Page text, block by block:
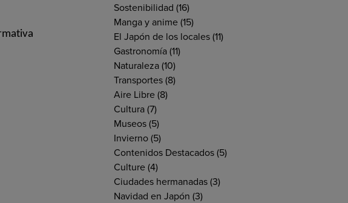
Sostenibilidad (16)
Manga y anime (15)
El Japón de los locales (11)
Gastronomía (11)
Naturaleza (10)
Transportes (8)
Aire Libre (8)
Cultura (7)
Museos (5)
Invierno (5)
Contenidos Destacados (5)
Culture (4)
Ciudades hermanadas (3)
Navidad en Japón (3)